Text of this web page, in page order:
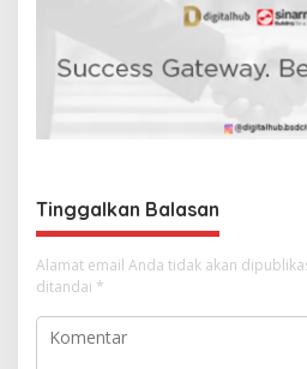
o
Tinggalkan Balasan
Alamat email Anda tidak akan
ditandai *